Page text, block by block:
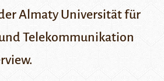
Almaty Universität für
Telekommunikation